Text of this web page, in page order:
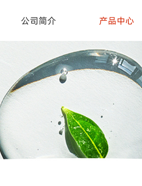
公司简介 产品中心